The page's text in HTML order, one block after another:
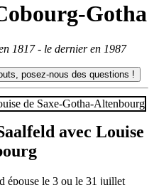
Gotha
1817 - le dernier en 1987
avec Louise
épouse le 3 ou le 31 juillet